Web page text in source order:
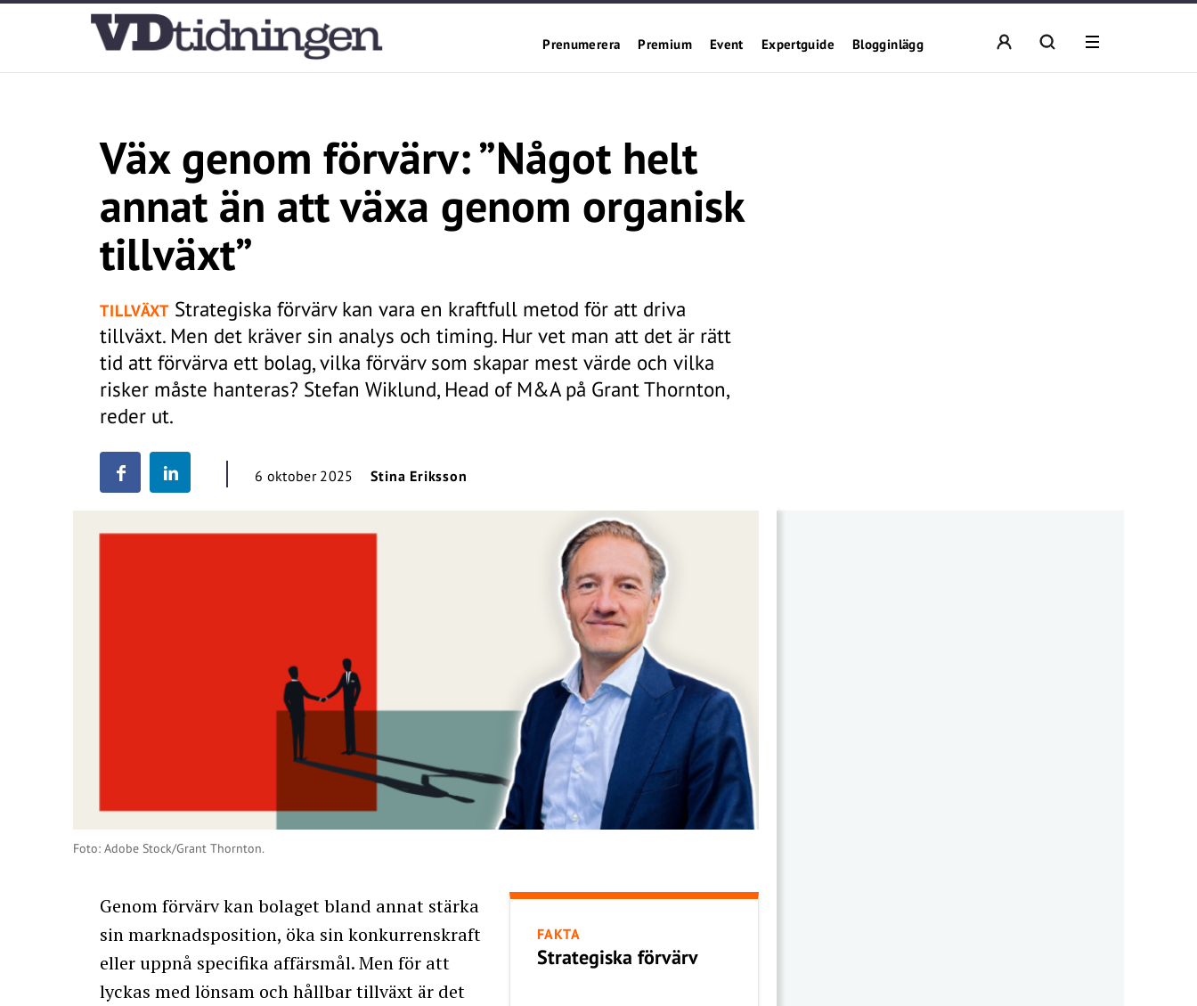
Prenumerera Premium Event Expertguide Blogginlägg
Väx genom förvärv: ”Något helt
annat än att växa genom organisk
tillväxt”
TILLVÄXT Strategiska förvärv kan vara en kraftfull metod för att driva
tillväxt. Men det kräver sin analys och timing. Hur vet man att det är rätt
tid att förvärva ett bolag, vilka förvärv som skapar mest värde och vilka
risker måste hanteras? Stefan Wiklund, Head of M&A på Grant Thornton,
reder ut.
6 oktober 2025 Stina Eriksson
Foto: Adobe Stock/Grant Thornton.
FAKTA
Strategiska förvärv
Genom förvärv kan bolaget bland annat stärka
sin marknadsposition, öka sin konkurrenskraft
eller uppnå specifika affärsmål. Men för att
lyckas med lönsam och hållbar tillväxt är det